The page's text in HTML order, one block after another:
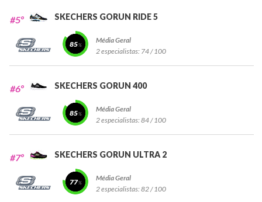
#5º SKECHERS GORUN RIDE 5
85
Média Geral
2 especialistas: 74 / 100
#6º SKECHERS GORUN 400
85
Média Geral
2 especialistas:84 / 100
#7º SKECHERS GORUN ULTRA 2
77
Média Geral
2 especialistas:82 / 100